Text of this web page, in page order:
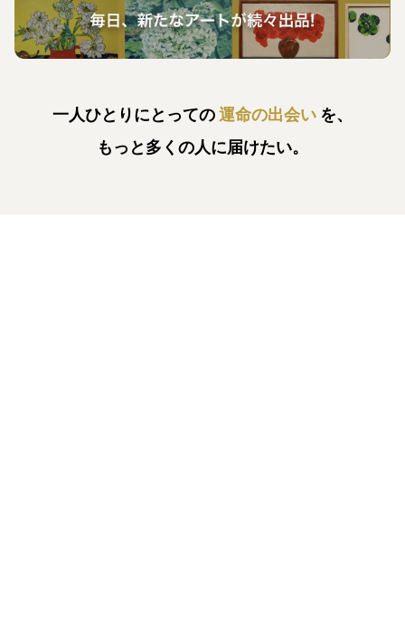
一人ひとりにとっての運命の出会い を、
もっと多くの人に届けたい。